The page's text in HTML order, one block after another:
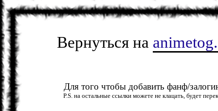
Вернуться на
Для того чтобы добавить фанф/
P.S. на остальные ссылки можете не клацать, будет